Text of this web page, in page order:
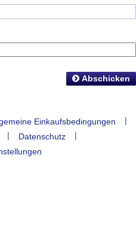
Abschicken
Einkaufsbedingungen
|
| Datenschutz
|